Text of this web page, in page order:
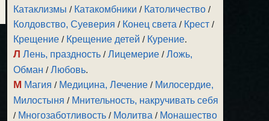
Катаклизмы / Катакомбники / Католичество /
Колдовство, Суеверия / Конец света / Крест /
Крещение / Крещение детей / Курение.
Л Лень, праздность /Лицемерие /Ложь,
Обман /Любовь.
М Магия / Медицина, Лечение / Милосердие,
Милостыня / Мнительность, накручивать себя
/ Многозаботливость / Молитва / Монашество